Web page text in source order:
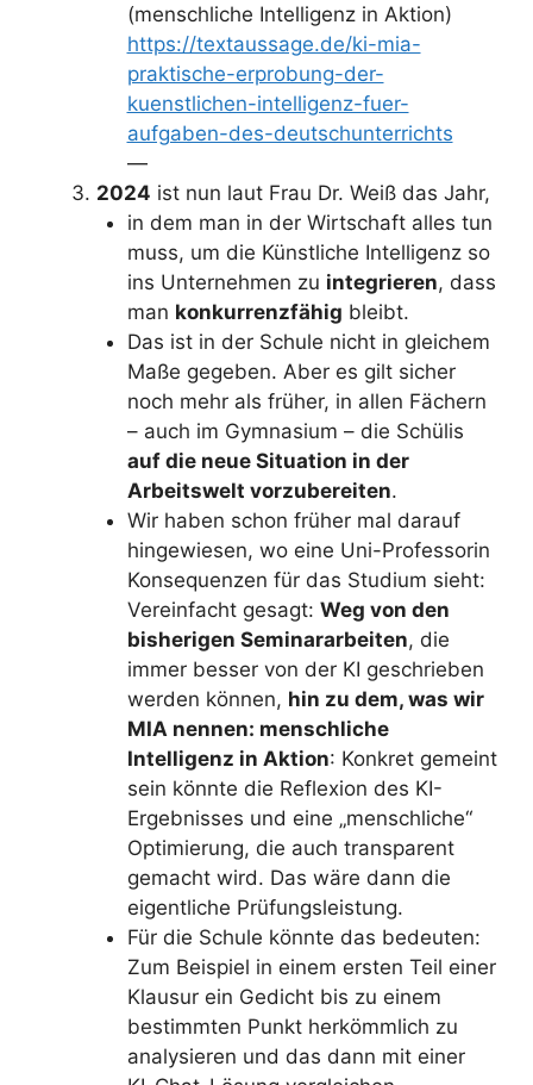
(menschliche Intelligenz in Aktion)
https://textaussage.de/ki-mia-
praktische-erprobung-der-
kuenstlichen-intelligenz-fuer-
aufgaben-des-deutschunterrichts
—
2024 ist nun laut Frau Dr. Weiß das Jahr,
in dem man in der Wirtschaft alles tun
muss, um die Künstliche Intelligenz so
ins Unternehmen zu integrieren, dass
man konkurrenzfähig bleibt.
Das ist in der Schule nicht in gleichem
Maße gegeben. Aber es gilt sicher
noch mehr als früher, in allen Fächern
– auch im Gymnasium – die Schülis
auf die neue Situation in der
Arbeitswelt vorzubereiten.
Wir haben schon früher mal darauf
hingewiesen, wo eine Uni-Professorin
Konsequenzen für das Studium sieht:
Vereinfacht gesagt: Weg von den
bisherigen Seminararbeiten, die
immer besser von der KI geschrieben
werden können, hin zu dem, was wir
MIA nennen: menschliche
Intelligenz in Aktion: Konkret gemeint
sein könnte die Reflexion des KI-
Ergebnisses und eine „menschliche“
Optimierung, die auch transparent
gemacht wird. Das wäre dann die
eigentliche Prüfungsleistung.
Für die Schule könnte das bedeuten:
Zum Beispiel in einem ersten Teil einer
Klausur ein Gedicht bis zu einem
bestimmten Punkt herkömmlich zu
analysieren und das dann mit einer